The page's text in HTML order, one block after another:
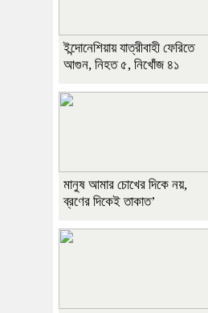
ইন্দোনেশিয়ায় যাত্রীবাহী ফেরিতে
আগুন, নিহত ৫, নিখোঁজ ৪১
মানুষ আমার চোখের দিকে নয়,
ব্রণের দিকেই তাকাত’